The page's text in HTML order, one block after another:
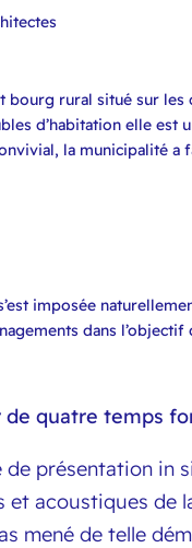
bourg rural situé sur
d’habitation elle est
la municipalité
imposée
dans l’objectif
de quatre temps
présentation in
acoustiques de
mené de telle